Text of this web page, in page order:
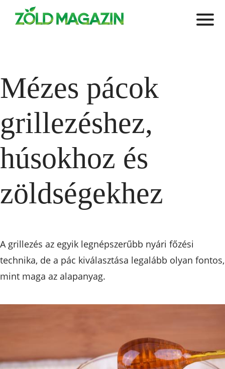
Mézes pácok
grillezéshez,
húsokhoz és
zöldségekhez
A grillezés az egyik legnépszerűbb nyári főzési
technika, de a pác kiválasztása legalább olyan fontos,
mint maga az alapanyag.